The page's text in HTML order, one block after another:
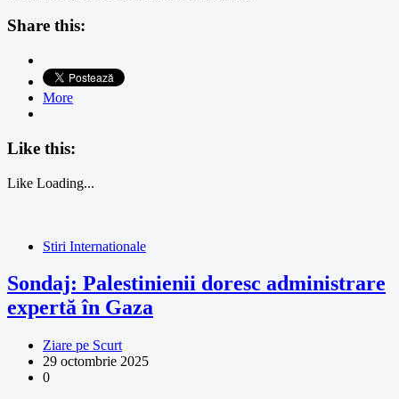
Share this:
More
Like this:
Like Loading...
Stiri Internationale
Sondaj: Palestinienii doresc administrare
expertă în Gaza
Ziare pe Scurt
29 octombrie 2025
0